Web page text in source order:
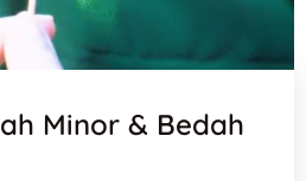
Minor & Bedah